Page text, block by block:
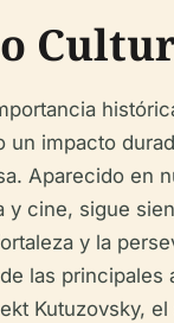
un impacto
Aparecido en
y cine, sigue
y la
las principales
Kutuzovsky,